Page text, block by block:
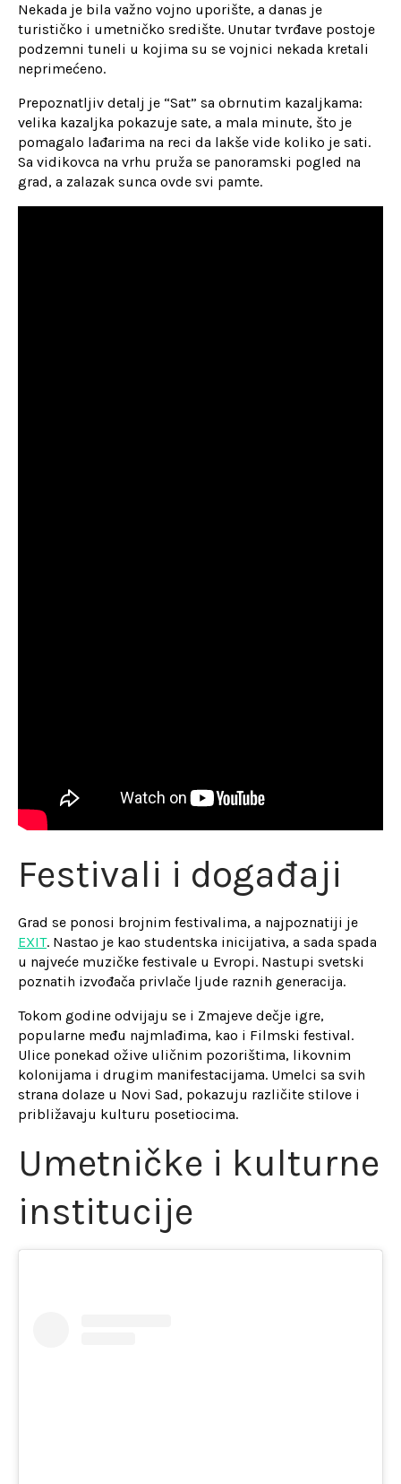
Nekada je bila važno vojno uporište, a danas je
turističko i umetničko središte. Unutar tvrđave postoje
podzemni tuneli u kojima su se vojnici nekada kretali
neprimećeno.
Prepoznatljiv detalj je “Sat” sa obrnutim kazaljkama:
velika kazaljka pokazuje sate, a mala minute, što je
pomagalo lađarima na reci da lakše vide koliko je sati.
Sa vidikovca na vrhu pruža se panoramski pogled na
grad, a zalazak sunca ovde svi pamte.
Festivali i događaji
Grad se ponosi brojnim festivalima, a najpoznatiji je
EXIT. Nastao je kao studentska inicijativa, a sada spada
u najveće muzičke festivale u Evropi. Nastupi svetski
poznatih izvođača privlače ljude raznih generacija.
Tokom godine odvijaju se i Zmajeve dečje igre,
popularne među najmlađima, kao i Filmski festival.
Ulice ponekad ožive uličnim pozorištima, likovnim
kolonijama i drugim manifestacijama. Umelci sa svih
strana dolaze u Novi Sad, pokazuju različite stilove i
približavaju kulturu posetiocima.
Umetničke i kulturne
institucije